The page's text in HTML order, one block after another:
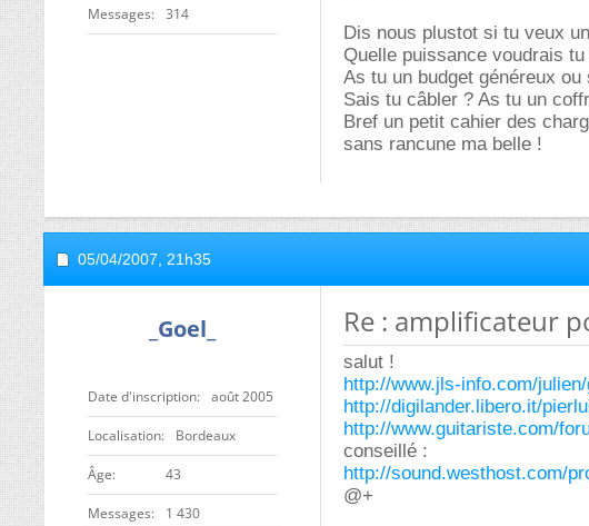
Messages 314
Dis nous plustot si tu veux
Quelle puissance voudrais tu
As tu un budget généreux ou
Sais tu câbler ? As tu un
Bref un petit cahier des
sans rancune ma belle !
05/04/2007, 21h35
_Goel_
Date d'inscription août 2005
Localisation Bordeaux
ge 43
Messages 1 430
Re : amplificateur
salut !
http://www.jls-info.com/
http://digilander.libero.it/
http://www.guitariste.com/
conseillé :
http://sound.westhost.com/
@+